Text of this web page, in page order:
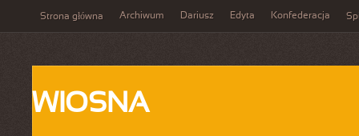
Strona główna Archiwum Dariusz Edyta Konfederacja
WIOSNA